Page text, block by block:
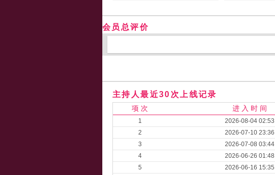
会员总评价
主持人最近30次上线记录
项 次 进 入 时 间
1 2026-08-04 02:53
2
2026-07-10 23:36
3
2026-07-08 03:44
4
2026-06-26 01:48
5
2026-06-16 15:35